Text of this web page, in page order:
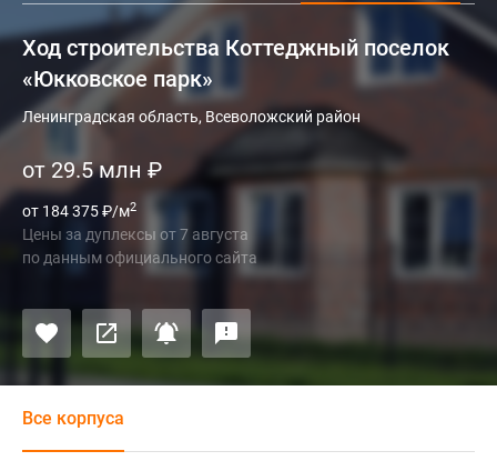
Ход строительства Коттеджный поселок
«Юкковское парк»
Ленинградская область, Всеволожский район
от 29.5 млн ₽
от 184 375₽/м2
Цены за дуплексы от7 августа
по данным официального сайта
Все корпуса